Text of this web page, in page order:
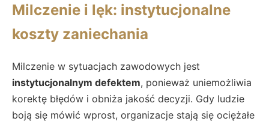
Milczenie i lęk: instytucjonalne
koszty zaniechania
Milczenie w sytuacjach zawodowych jest
instytucjonalnym defektem, ponieważ uniemożliwia
korektę błędów i obniża jakość decyzji. Gdy ludzie
boją się mówić wprost, organizacje stają się ociężałe